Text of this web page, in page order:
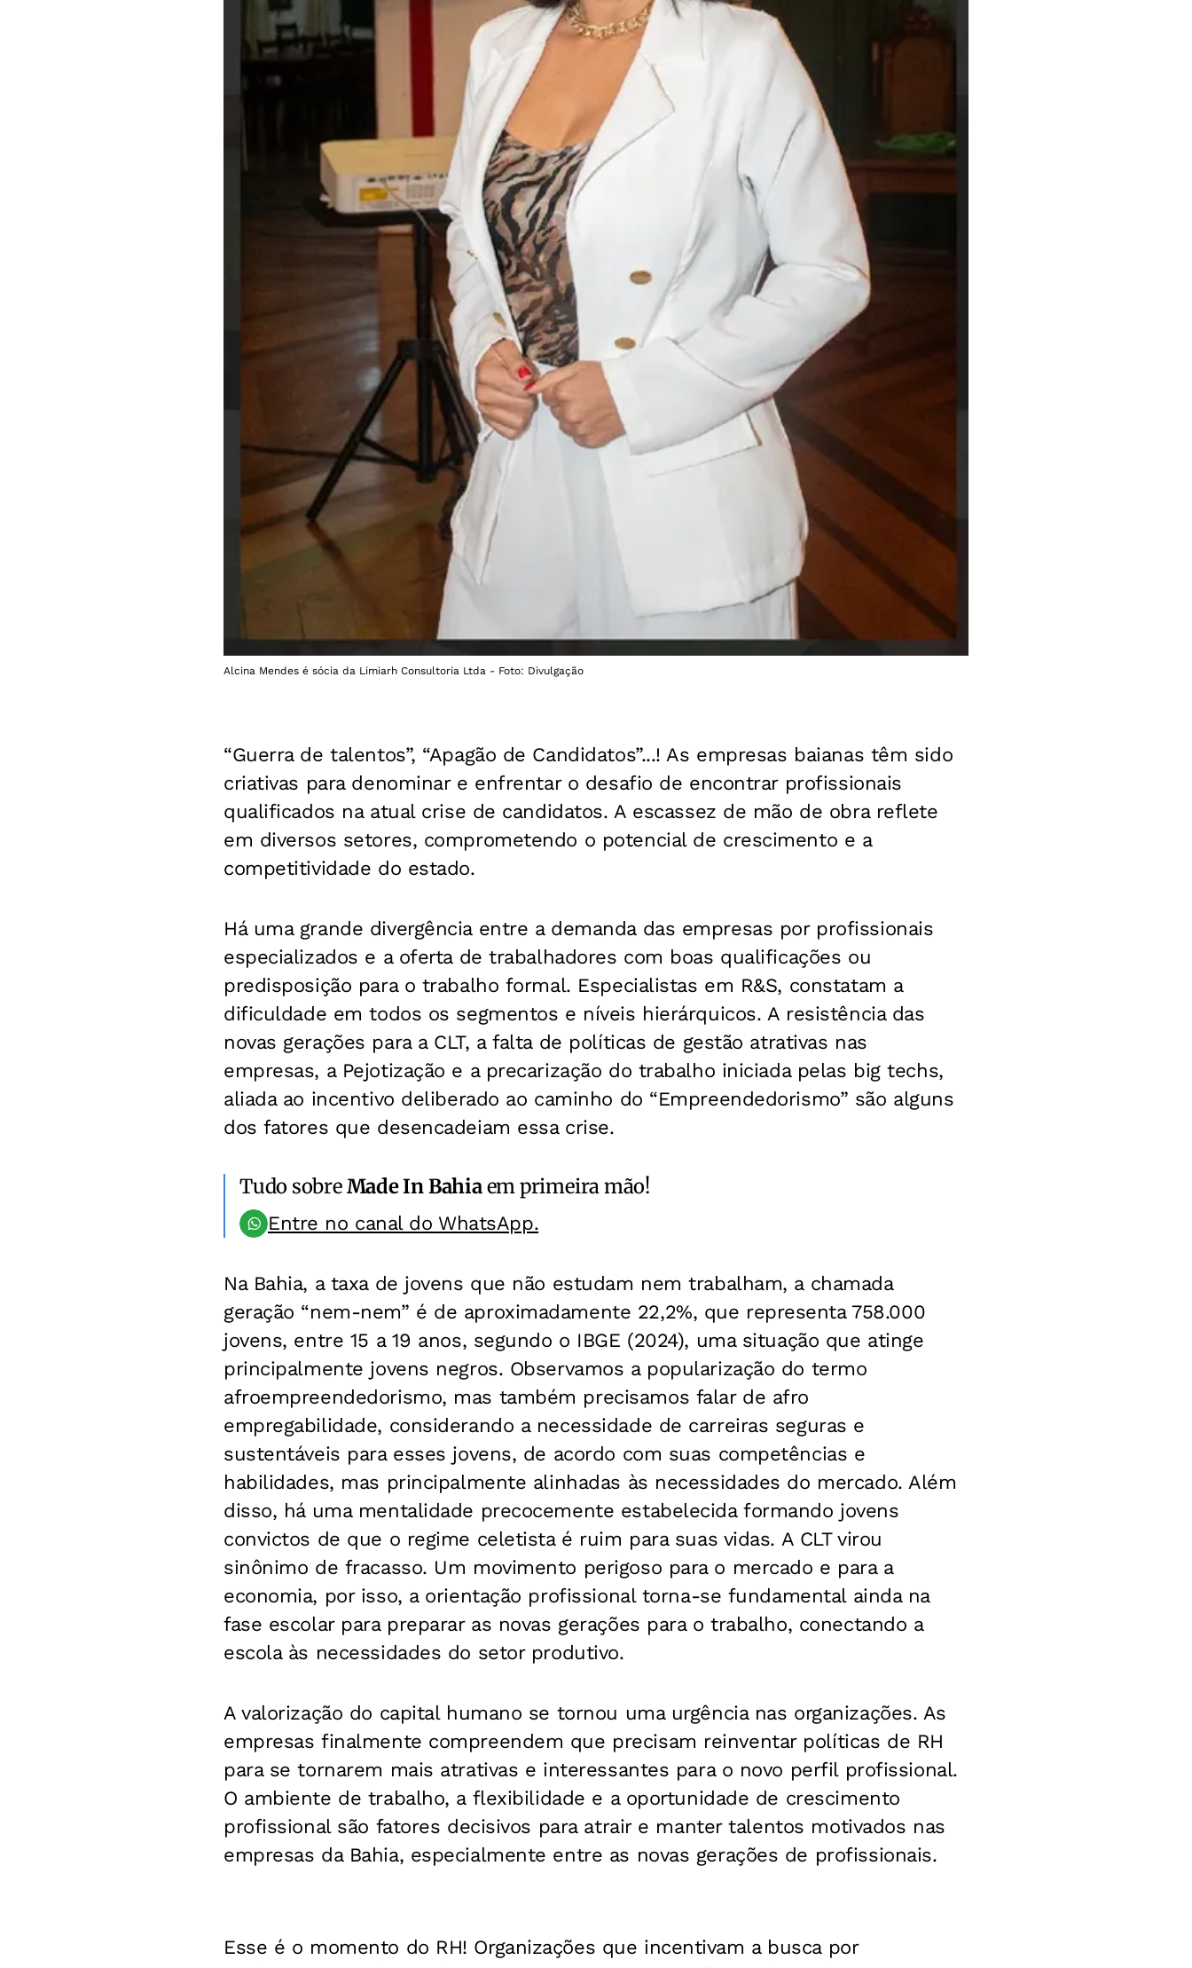
Alcina Mendes é sócia da Limiarh Consultoria Ltda - Foto: Divulgação
“Guerra de talentos”, “Apagão de Candidatos”...! As empresas baianas têm sido
criativas para denominar e enfrentar o desafio de encontrar profissionais
qualificados na atual crise de candidatos. A escassez de mão de obra reflete
em diversos setores, comprometendo o potencial de crescimento e a
competitividade do estado.
Há uma grande divergência entre a demanda das empresas por profissionais
especializados e a oferta de trabalhadores com boas qualificações ou
predisposição para o trabalho formal. Especialistas em R&S, constatam a
dificuldade em todos os segmentos e níveis hierárquicos. A resistência das
novas gerações para a CLT, a falta de políticas de gestão atrativas nas
empresas, a Pejotização e a precarização do trabalho iniciada pelas big techs,
aliada ao incentivo deliberado ao caminho do “Empreendedorismo” são alguns
dos fatores que desencadeiam essa crise.
Tudo sobreMade In Bahiaem primeira mão!
Entre no canal do WhatsApp.
Na Bahia, a taxa de jovens que não estudam nem trabalham, a chamada
geração “nem-nem” é de aproximadamente 22,2%, que representa 758.000
jovens, entre 15 a 19 anos, segundo o IBGE (2024), uma situação que atinge
principalmente jovens negros. Observamos a popularização do termo
afroempreendedorismo, mas também precisamos falar de afro
empregabilidade, considerando a necessidade de carreiras seguras e
sustentáveis para esses jovens, de acordo com suas competências e
habilidades, mas principalmente alinhadas às necessidades do mercado. Além
disso, há uma mentalidade precocemente estabelecida formando jovens
convictos de que o regime celetista é ruim para suas vidas. A CLT virou
sinônimo de fracasso. Um movimento perigoso para o mercado e para a
economia, por isso, a orientação profissional torna-se fundamental ainda na
fase escolar para preparar as novas gerações para o trabalho, conectando a
escola às necessidades do setor produtivo.
A valorização do capital humano se tornou uma urgência nas organizações. As
empresas finalmente compreendem que precisam reinventar políticas de RH
para se tornarem mais atrativas e interessantes para o novo perfil profissional.
O ambiente de trabalho, a flexibilidade e a oportunidade de crescimento
profissional são fatores decisivos para atrair e manter talentos motivados nas
empresas da Bahia, especialmente entre as novas gerações de profissionais.
Esse é o momento do RH! Organizações que incentivam a busca por